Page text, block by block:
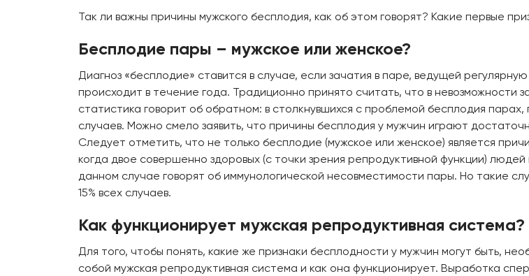
Так ли важны причины мужского бесплодия, как об этом говорят? Какие первые
Бесплодие пары – мужское или женское?
Диагноз «бесплодие» ставится в случае, если зачатия в паре, ведущей
происходит в течение года. Традиционно принято считать, что в невозможности
статистика говорит об обратном: в столкнувшихся с проблемой бесплодия
случаев. Можно смело заявить, что причины бесплодия у мужчин играют
Следует отметить, что не только бесплодие (мужское или женское) является
когда двое совершенно здоровых (с точки зрения репродуктивной функции)
данном случае говорят об иммунологической несовместимости пары. Но такие
15% всех случаев.
Как функционирует мужская репродуктивная система?
Для того, чтобы понять, какие же признаки бесплодности у мужчин могут быть,
собой мужская репродуктивная система и как она функционирует. Выработка